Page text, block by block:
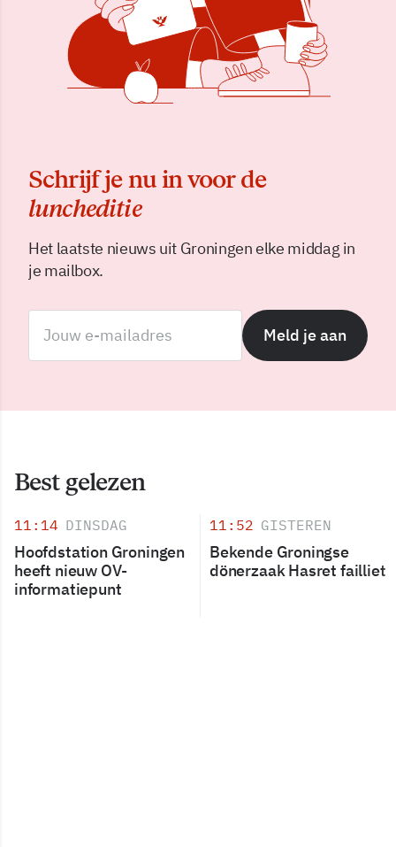
Schrijf je nu in voor de
luncheditie
Het laatste nieuws uit Groningen elke middag in
je mailbox.
Meld je aan
Best gelezen
11:14 DINSDAG
Hoofdstation Groningen
heeft nieuw OV-
informatiepunt
11:52 GISTEREN
Bekende Groningse
dönerzaak Hasret failliet